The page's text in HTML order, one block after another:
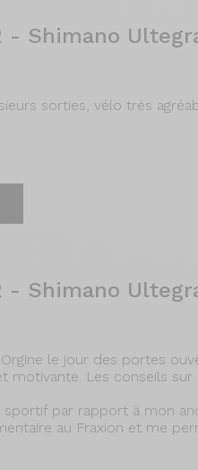
- Shimano
sorties, vélo très
- Shimano
le jour des portes
motivante. Les conseils
sportif par rapport à mon
au Fraxion et me